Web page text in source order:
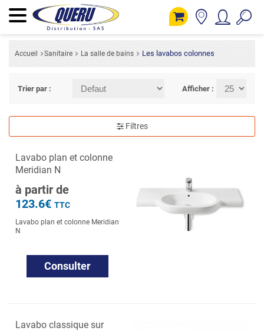
Accueil Sanitaire La salle de bains Les lavabos colonnes
Trier par : Afficher :
Filtres
Lavabo plan et colonne
Meridian N
à partir de
123.6€ TTC
Lavabo plan et colonne Meridian
N
Consulter
Lavabo classique sur